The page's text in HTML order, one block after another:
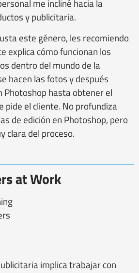
me incliné hacia la
y publicitaria.
este género, les recomiendo
explica cómo funcionan los
dentro del mundo de la
hacen las fotos y después
Photoshop hasta obtener el
pide el cliente. No profundiza
de edición en Photoshop, pero
clara del proceso.
at Work
implica trabajar con